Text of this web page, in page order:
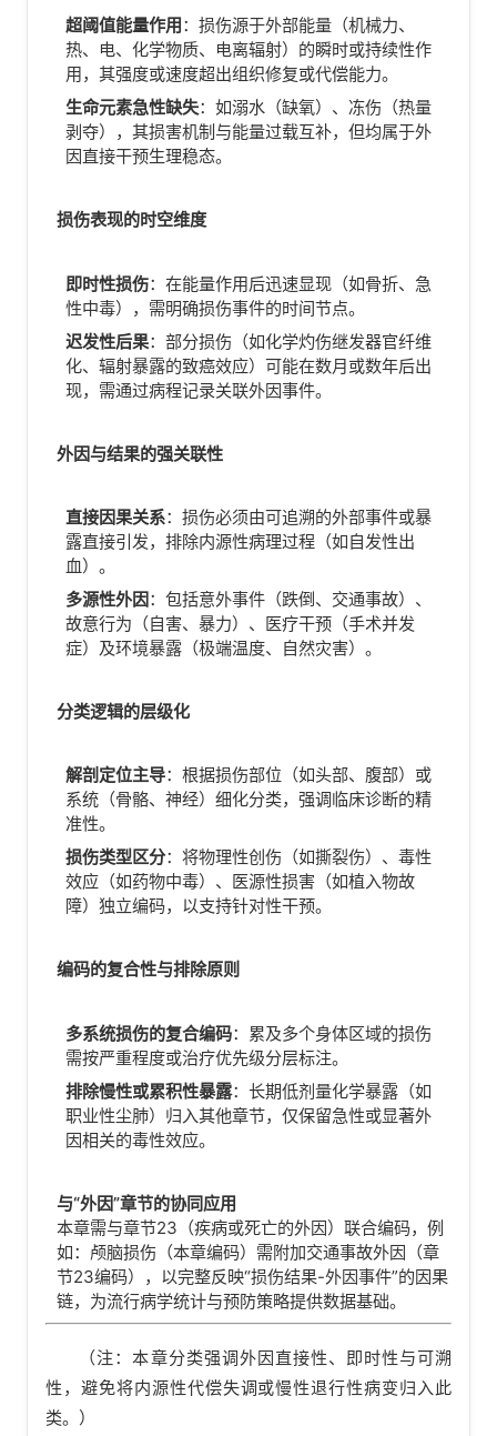
超阈值能量作用 ：损伤源于外部能量（机械力、
热、电、化学物质、电离辐射）的瞬时或持续性作
用，其强度或速度超出组织修复或代偿能力。
生命元素急性缺失：如溺水（缺氧）、冻伤（热量
剥夺），其损害机制与能量过载互补，但均属于外
因直接干预生理稳态。
损伤表现的时空维度
即时性损伤：在能量作用后迅速显现（如骨折、急
性中毒），需明确损伤事件的时间节点。
迟发性后果：部分损伤（如化学灼伤继发器官纤维
化、辐射暴露的致癌效应）可能在数月或数年后出
现，需通过病程记录关联外因事件。
外因与结果的强关联性
直接因果关系：损伤必须由可追溯的外部事件或暴
露直接引发，排除内源性病理过程（如自发性出
血）。
多源性外因：包括意外事件（跌倒、交通事故）、
故意行为（自害、暴力）、医疗干预（手术并发
症）及环境暴露（极端温度、自然灾害）。
分类逻辑的层级化
解剖定位主导：根据损伤部位（如头部、腹部）或
系统（骨骼、神经）细化分类，强调临床诊断的精
准性。
损伤类型区分：将物理性创伤（如撕裂伤）、毒性
效应（如药物中毒）、医源性损害（如植入物故
障）独立编码，以支持针对性干预。
编码的复合性与排除原则
多系统损伤的复合编码：累及多个身体区域的损伤
需按严重程度或治疗优先级分层标注。
排除慢性或累积性暴露：长期低剂量化学暴露（如
职业性尘肺）归入其他章节，仅保留急性或显著外
因相关的毒性效应。
与“外因”章节的协同应用
本章需与章节23（疾病或死亡的外因）联合编码，例
如：颅脑损伤（本章编码）需附加交通事故外因（章
节23编码），以完整反映“损伤结果-外因事件”的因果
链，为流行病学统计与预防策略提供数据基础。
（注：本章分类强调外因直接性、即时性与可溯
性，避免将内源性代偿失调或慢性退行性病变归入此
类。）